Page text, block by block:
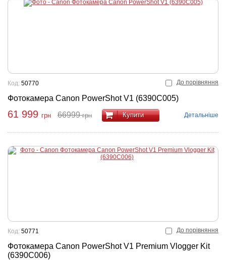
До порівняння
Фотокамера Canon PowerShot V1 (6390C005)
Код: 50770
61 999 грн 66999грн Купити Детальніше
До порівняння
Фотокамера Canon PowerShot V1 Premium Vlogger Kit
(6390C006)
Код: 50771